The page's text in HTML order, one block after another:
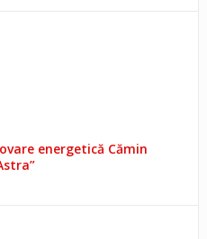
energetică Cămin